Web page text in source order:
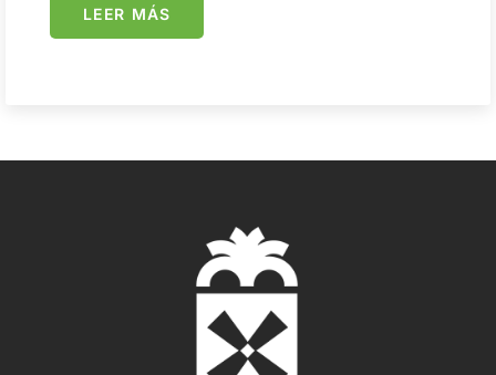
LEER MÁS